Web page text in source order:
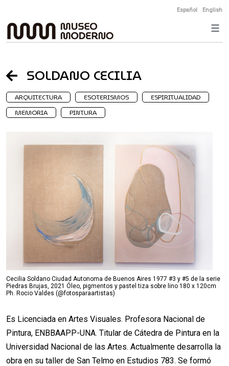
to
content
Español English
SOLDANO CECILIA
ARQUITECTURA ESOTERISMOS
ESPIRITUALIDAD
MEMORIA
PINTURA
Cecilia Soldano Ciudad Autonoma de Buenos Aires 1977 #3 y #5 de la serie
Piedras Brujas, 2021 Óleo, pigmentos y pastel tiza sobre lino 180 x 120cm
Ph. Rocio Valdes (@fotosparaartistas)
Es Licenciada en Artes Visuales. Profesora Nacional de
Pintura, ENBBAAPP-UNA. Titular de Cátedra de Pintura en la
Universidad Nacional de las Artes. Actualmente desarrolla la
obra en su taller de San Telmo en Estudios 783. Se formó